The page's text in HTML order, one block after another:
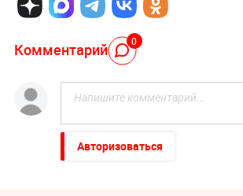
Комментарий 0
Авторизоваться